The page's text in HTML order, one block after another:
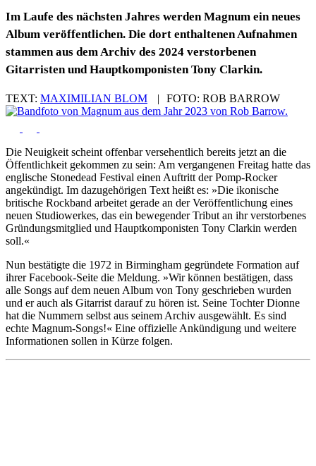
Im Laufe des nächsten Jahres werden Magnum ein neues
Album veröffentlichen. Die dort enthaltenen Aufnahmen
stammen aus dem Archiv des 2024 verstorbenen
Gitarristen und Hauptkomponisten Tony Clarkin.
TEXT: MAXIMILIAN BLOM | FOTO: ROB BARROW
Die Neuigkeit scheint offenbar versehentlich bereits jetzt an die
Öffentlichkeit gekommen zu sein: Am vergangenen Freitag hatte das
englische Stonedead Festival einen Auftritt der Pomp-Rocker
angekündigt. Im dazugehörigen Text heißt es: »Die ikonische
britische Rockband arbeitet gerade an der Veröffentlichung eines
neuen Studiowerkes, das ein bewegender Tribut an ihr verstorbenes
Gründungsmitglied und Hauptkomponisten Tony Clarkin werden
soll.«
Nun bestätigte die 1972 in Birmingham gegründete Formation auf
ihrer Facebook-Seite die Meldung. »Wir können bestätigen, dass
alle Songs auf dem neuen Album von Tony geschrieben wurden
und er auch als Gitarrist darauf zu hören ist. Seine Tochter Dionne
hat die Nummern selbst aus seinem Archiv ausgewählt. Es sind
echte Magnum-Songs!« Eine offizielle Ankündigung und weitere
Informationen sollen in Kürze folgen.